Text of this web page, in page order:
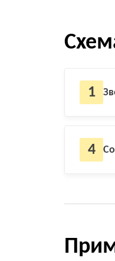
1
4